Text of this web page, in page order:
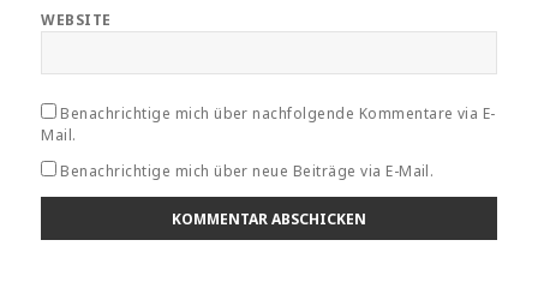
WEBSITE
Benachrichtige mich über nachfolgende Kommentare via E-
Mail.
Benachrichtige mich über neue Beiträge via E-Mail.